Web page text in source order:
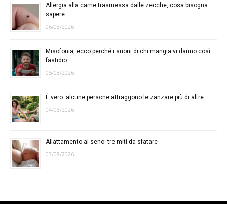
Allergia alla carne trasmessa dalle zecche, cosa bisogna
sapere
06/08/2026
Misofonia, ecco perché i suoni di chi mangia vi danno così
fastidio
05/08/2026
È vero: alcune persone attraggono le zanzare più di altre
04/08/2026
Allattamento al seno: tre miti da sfatare
03/08/2026